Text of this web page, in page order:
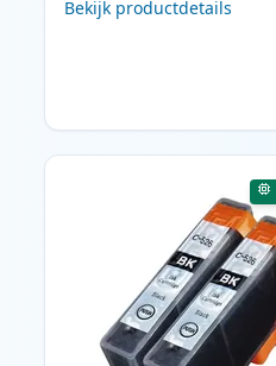
Bekijk productdetails